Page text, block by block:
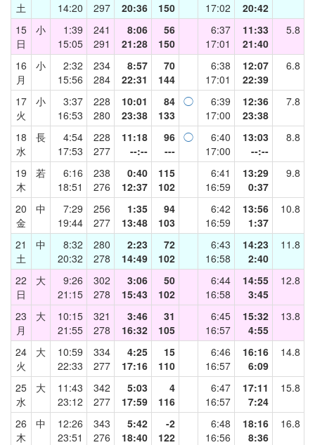
土
14:20
297
20:36
150
17:02
20:42
15
日
小
1:39
15:05
241
291
8:06
21:28
56
150
6:37
17:01
11:33
21:40
5.8
16
月
小
2:32
15:56
234
284
8:57
22:31
70
144
6:38
17:01
12:07
22:39
6.8
17
火
小
3:37
16:53
228
280
10:01
23:38
84
133
◯
6:39
17:00
12:36
23:38
7.8
18
水
長
4:54
17:53
228
277
11:18
--:--
96
---
◯
6:40
17:00
13:03
--:--
8.8
19
木
若
6:16
18:51
238
276
0:40
12:37
115
102
6:41
16:59
13:29
0:37
9.8
20
金
中
7:29
19:44
256
277
1:35
13:48
94
103
6:42
16:59
13:56
1:37
10.8
21
土
中
8:32
20:32
280
278
2:23
14:49
72
102
6:43
16:58
14:23
2:40
11.8
22
日
大
9:26
21:15
302
278
3:06
15:43
50
102
6:44
16:58
14:55
3:45
12.8
23
月
大
10:15
21:55
321
278
3:46
16:32
31
105
6:45
16:57
15:32
4:55
13.8
24
火
大
10:59
22:33
334
277
4:25
17:16
15
110
6:46
16:57
16:16
6:09
14.8
25
水
大
11:43
23:12
342
277
5:03
17:59
4
116
6:47
16:57
17:11
7:24
15.8
26
木
中
12:26
23:51
343
276
5:42
18:40
-2
122
6:48
16:56
18:16
8:36
16.8